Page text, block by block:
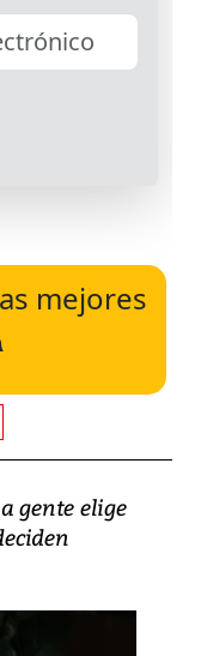
mejores
gente elige